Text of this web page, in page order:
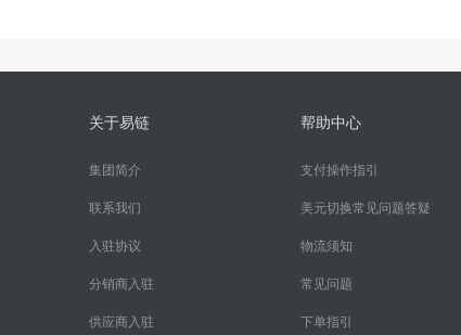
关于易链
集团简介
联系我们
入驻协议
分销商入驻
供应商入驻
帮助中心
支付操作指引
美元切换常见问题答疑
物流须知
常见问题
下单指引